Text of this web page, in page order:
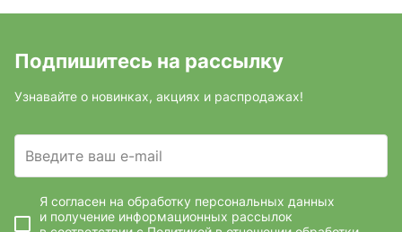
Подпишитесь на рассылку
Узнавайте о новинках, акциях и распродажах!
Введите ваш e-mail
Я согласен на обработку персональных данных
и получение информационных рассылок